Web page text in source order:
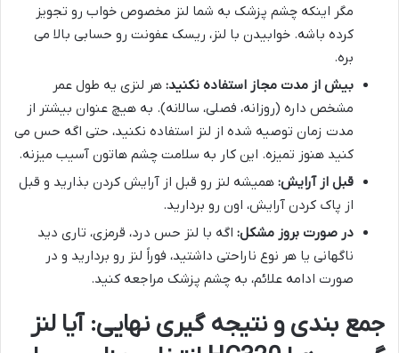
مگر اینکه چشم پزشک به شما لنز مخصوص خواب رو تجویز
کرده باشه. خوابیدن با لنز، ریسک عفونت رو حسابی بالا می
بره.
بیش از مدت مجاز استفاده نکنید: هر لنزی یه طول عمر
مشخص داره (روزانه، فصلی، سالانه). به هیچ عنوان بیشتر از
مدت زمان توصیه شده از لنز استفاده نکنید، حتی اگه حس می
کنید هنوز تمیزه. این کار به سلامت چشم هاتون آسیب میزنه.
قبل از آرایش: همیشه لنز رو قبل از آرایش کردن بذارید و قبل
از پاک کردن آرایش، اون رو بردارید.
در صورت بروز مشکل: اگه با لنز حس درد، قرمزی، تاری دید
ناگهانی یا هر نوع ناراحتی داشتید، فوراً لنز رو بردارید و در
صورت ادامه علائم، به چشم پزشک مراجعه کنید.
جمع بندی و نتیجه گیری نهایی: آیا لنز